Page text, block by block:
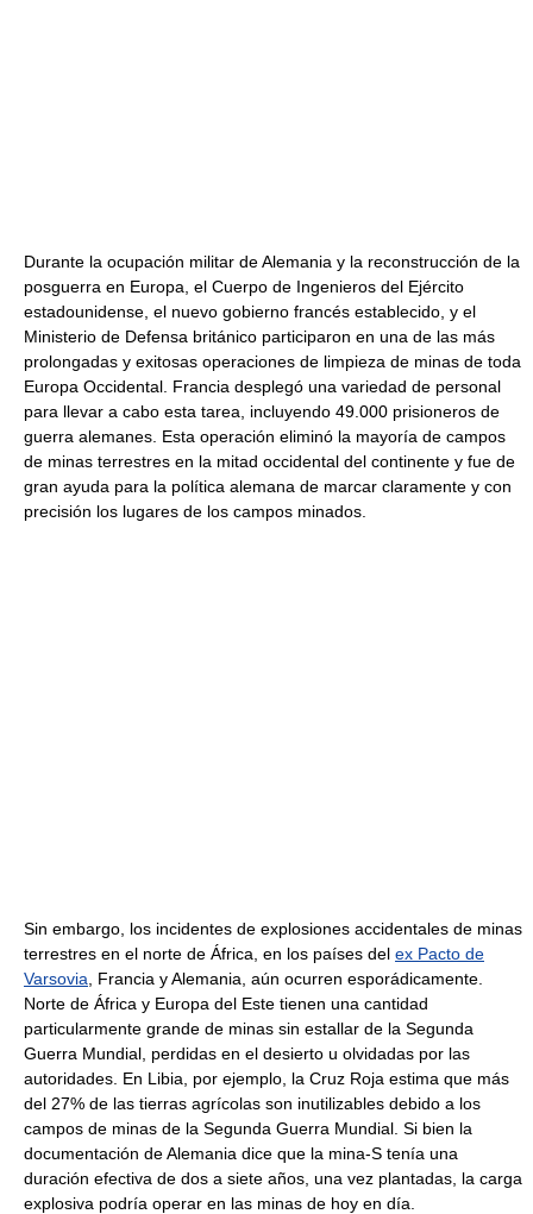
Durante la ocupación militar de Alemania y la reconstrucción de la
posguerra en Europa, el Cuerpo de Ingenieros del Ejército
estadounidense, el nuevo gobierno francés establecido, y el
Ministerio de Defensa británico participaron en una de las más
prolongadas y exitosas operaciones de limpieza de minas de toda
Europa Occidental. Francia desplegó una variedad de personal
para llevar a cabo esta tarea, incluyendo 49.000 prisioneros de
guerra alemanes. Esta operación eliminó la mayoría de campos
de minas terrestres en la mitad occidental del continente y fue de
gran ayuda para la política alemana de marcar claramente y con
precisión los lugares de los campos minados.
Sin embargo, los incidentes de explosiones accidentales de minas
terrestres en el norte de África, en los países del ex Pacto de
Varsovia , Francia y Alemania, aún ocurren esporádicamente.
Norte de África y Europa del Este tienen una cantidad
particularmente grande de minas sin estallar de la Segunda
Guerra Mundial, perdidas en el desierto u olvidadas por las
autoridades. En Libia, por ejemplo, la Cruz Roja estima que más
del 27% de las tierras agrícolas son inutilizables debido a los
campos de minas de la Segunda Guerra Mundial. Si bien la
documentación de Alemania dice que la mina-S tenía una
duración efectiva de dos a siete años, una vez plantadas, la carga
explosiva podría operar en las minas de hoy en día.